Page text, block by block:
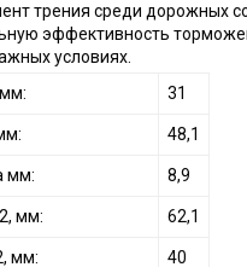
трения среди дорожных
эффективность
условиях.
31
48,1
мм: 8,9
мм: 62,1
мм: 40